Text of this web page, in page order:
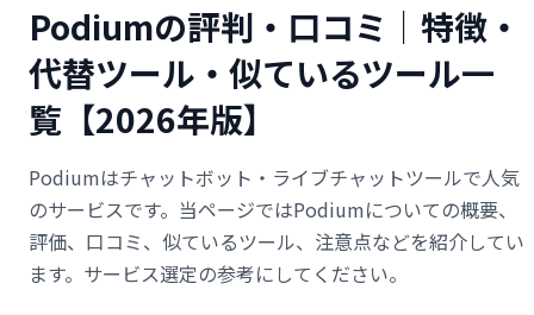
Podiumの評判・口コミ｜特徴・
代替ツール・似ているツール一
覧【2026年版】
Podiumはチャットボット・ライブチャットツールで人気
のサービスです。当ページではPodiumについての概要、
評価、口コミ、似ているツール、注意点などを紹介してい
ます。サービス選定の参考にしてください。